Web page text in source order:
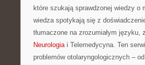
które szukają sprawdzonej wiedzy
wiedza spotykają się z
tłumaczone na zrozumiałym
Neurologiai Telemedycyna. Ten
problemów otolaryngologicznych –